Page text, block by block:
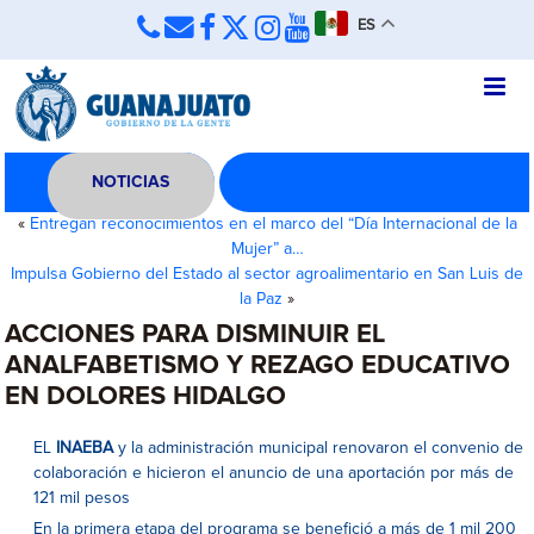
ES
NOTICIAS
« Entregan reconocimientos en el marco del “Día Internacional de la
Mujer” a…
Impulsa Gobierno del Estado al sector agroalimentario en San Luis de
la Paz »
ACCIONES PARA DISMINUIR EL
ANALFABETISMO Y REZAGO EDUCATIVO
EN DOLORES HIDALGO
EL INAEBAy la administración municipal renovaron el convenio de
colaboración e hicieron el anuncio de una aportación por más de
121 mil pesos
En la primera etapa del programa se benefició a más de 1 mil 200